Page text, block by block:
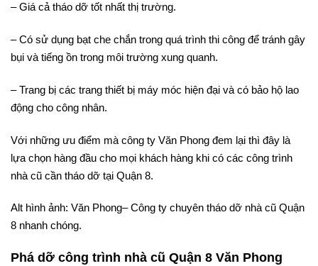
– Giá cả tháo dỡ tốt nhất thị trường.
– Có sử dụng bạt che chắn trong quá trình thi công để tránh gây
bụi và tiếng ồn trong môi trường xung quanh.
– Trang bị các trang thiết bị máy móc hiện đại và có bảo hộ lao
động cho công nhân.
Với những ưu điểm mà công ty Văn Phong đem lại thì đây là
lựa chọn hàng đầu cho mọi khách hàng khi có các công trình
nhà cũ cần tháo dỡ tại Quận 8.
Alt hình ảnh: Văn Phong– Công ty chuyên tháo dỡ nhà cũ Quận
8 nhanh chóng.
Phá dỡ công trình nhà cũ Quận 8 Văn Phong